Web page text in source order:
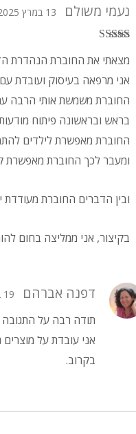
נעמי משולם 13 במרץ 2025
מצאתי את החוברת הנהדרת
אני מרפאה בעיסוק ועובדת
החוברת משמשת אותי הרבה עם
בראש ובראשונה פיתוח
החוברת מאפשרת לילדים
ומעבר לכך החוברת מאפשרת
ובין הדברים החוברת
בקיצור, אני ממליצה בחום
דפנה אברהם 19 במרץ 2025
תודה רבה על התגובה
אני עובדת על
בקרוב.